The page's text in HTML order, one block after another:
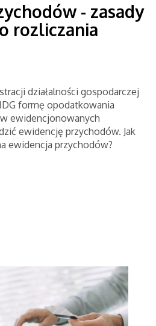
- zasady
rozliczania
działalności gospodarczej
formę opodatkowania
ewidencjonowanych
ewidencję przychodów. Jak
ewidencja przychodów?